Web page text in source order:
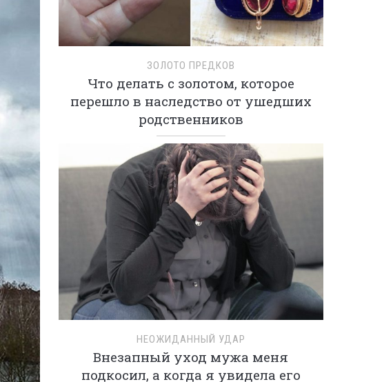
ЗОЛОТО ПРЕДКОВ
Что делать с золотом, которое
перешло в наследство от ушедших
родственников
НЕОЖИДАННЫЙ УДАР
Внезапный уход мужа меня
подкосил, а когда я увидела его